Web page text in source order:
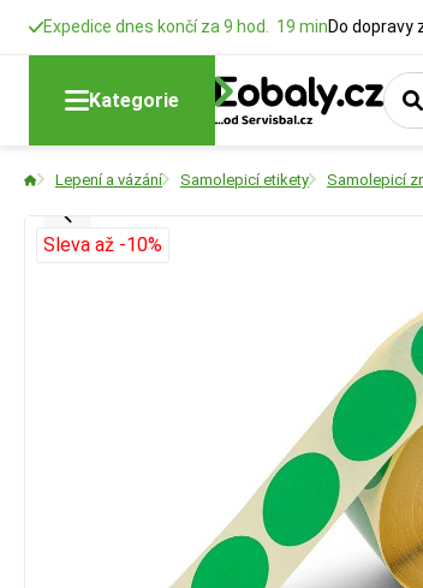
Expedice dnes končí za 9 hod. 19 minDo dopravy
Kategorie
Lepení a vázání Samolepicí etikety Samolepicí
Sleva až -10%